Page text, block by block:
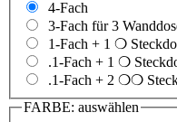
4-Fach
3-Fach für 3
1-Fach + 1 ❍
.1-Fach + 1 ❍
.1-Fach + 2 ❍❍
FARBE: auswählen